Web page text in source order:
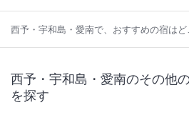
西予・宇和島・愛南で、おすすめの宿はど
西予・宇和島・愛南のその他
を探す